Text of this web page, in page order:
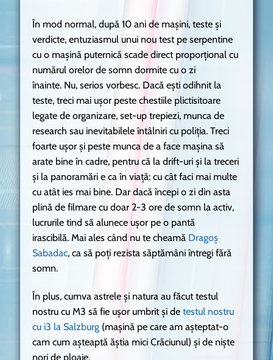
În mod normal, după 10 ani de mașini, teste și
verdicte, entuziasmul unui nou test pe serpentine
cu o mașină puternică scade direct proporțional cu
numărul orelor de somn dormite cu o zi
înainte. Nu, serios vorbesc. Dacă ești odihnit la
teste, treci mai ușor peste chestiile plictisitoare
legate de organizare, set-up trepiezi, munca de
research sau inevitabilele întâlniri cu poliția. Treci
foarte ușor și peste munca de a face mașina să
arate bine în cadre, pentru că la drift-uri și la treceri
și la panoramări e ca în viață: cu cât faci mai multe
cu atât ies mai bine. Dar dacă începi o zi din asta
plină de filmare cu doar 2-3 ore de somn la activ,
lucrurile tind să alunece ușor pe o pantă
irascibilă. Mai ales când nu te cheamă Dragoș
Sabadac, ca să poți rezista săptămâni întregi fără
somn.
În plus, cumva astrele și natura au făcut testul
nostru cu M3 să fie ușor umbrit și de testul nostru
cu i3 la Salzburg(mașină pe care am așteptat-o
cam cum așteaptă ăștia mici Crăciunul) și de niște
nori de ploaie.